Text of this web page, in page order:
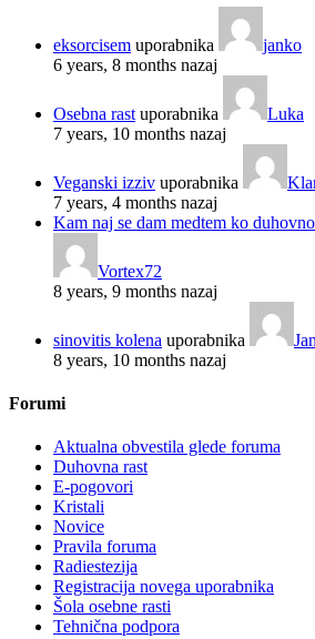
eksorcisem uporabnika
janko
6 years, 8 months nazaj
Osebna rast uporabnika
Luka
7 years, 10 months nazaj
Veganski izziv uporabnika
7 years, 4 months nazaj
Kam naj se dam medtem ko
Vortex72
8 years, 9 months nazaj
sinovitis kolena uporabnika
8 years, 10 months nazaj
Forumi
Aktualna obvestila glede foruma
Duhovna rast
E-pogovori
Kristali
Novice
Pravila foruma
Radiestezija
Registracija novega uporabnika
Šola osebne rasti
Tehnična podpora